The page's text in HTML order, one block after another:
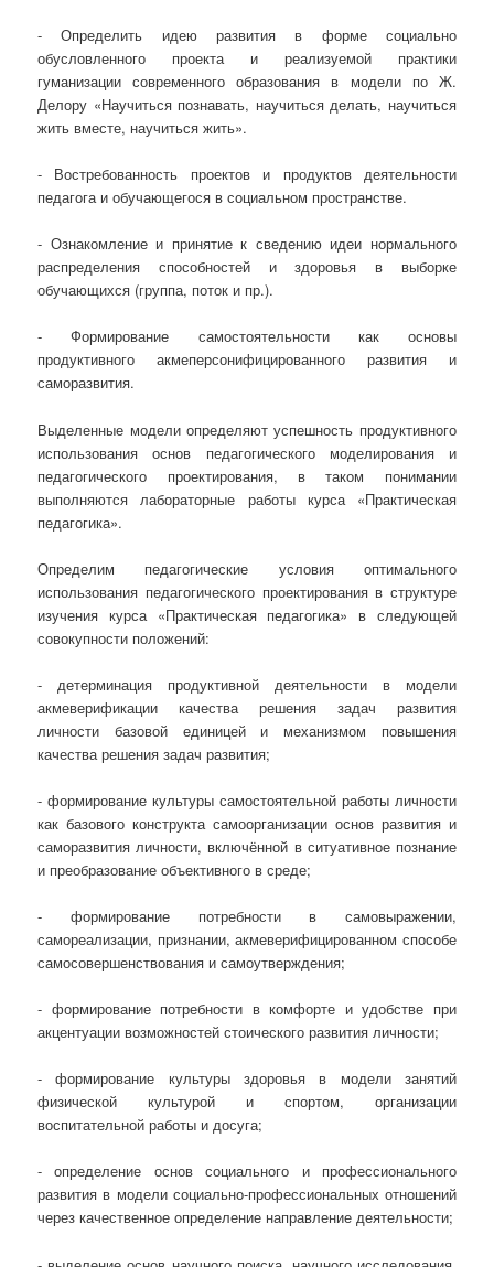
- Определить идею развития в форме социально
обусловленного проекта и реализуемой практики
гуманизации современного образования в модели по Ж.
Делору «Научиться познавать, научиться делать, научиться
жить вместе, научиться жить».
- Востребованность проектов и продуктов деятельности
педагога и обучающегося в социальном пространстве.
- Ознакомление и принятие к сведению идеи нормального
распределения способностей и здоровья в выборке
обучающихся (группа, поток и пр.).
- Формирование самостоятельности как основы
продуктивного акмеперсонифицированного развития и
саморазвития.
Выделенные модели определяют успешность продуктивного
использования основ педагогического моделирования и
педагогического проектирования, в таком понимании
выполняются лабораторные работы курса «Практическая
педагогика».
Определим педагогические условия оптимального
использования педагогического проектирования в структуре
изучения курса «Практическая педагогика» в следующей
совокупности положений:
- детерминация продуктивной деятельности в модели
акмеверификации качества решения задач развития
личности базовой единицей и механизмом повышения
качества решения задач развития;
- формирование культуры самостоятельной работы личности
как базового конструкта самоорганизации основ развития и
саморазвития личности, включённой в ситуативное познание
и преобразование объективного в среде;
- формирование потребности в самовыражении,
самореализации, признании, акмеверифицированном способе
самосовершенствования и самоутверждения;
- формирование потребности в комфорте и удобстве при
акцентуации возможностей стоического развития личности;
- формирование культуры здоровья в модели занятий
физической культурой и спортом, организации
воспитательной работы и досуга;
- определение основ социального и профессионального
развития в модели социально-профессиональных отношений
через качественное определение направление деятельности;